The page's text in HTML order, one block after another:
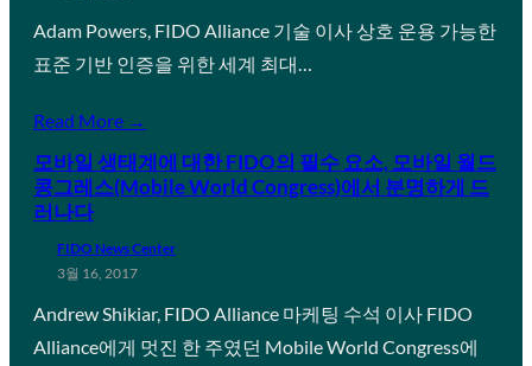
Adam Powers, FIDO Alliance 기술 이사 상호 운용 가능한
표준 기반 인증을 위한 세계 최대…
Read More →
모바일 생태계에 대한 FIDO의 필수 요소, 모바일 월드
콩그레스(Mobile World Congress)에서 분명하게 드
러나다
FIDO News Center
3월 16, 2017
Andrew Shikiar, FIDO Alliance 마케팅 수석 이사 FIDO
Alliance에게 멋진 한 주였던 Mobile World Congress에